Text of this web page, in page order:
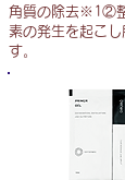
角質の除去※1②
素の発生を起こ
す。